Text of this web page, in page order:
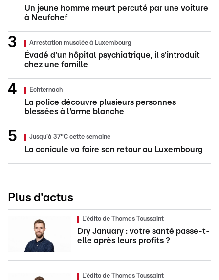
Un jeune homme meurt percuté par une voiture
à Neufchef
Arrestation musclée à Luxembourg
Évadé d'un hôpital psychiatrique, il s'introduit
chez une famille
Echternach
La police découvre plusieurs personnes
blessées à l'arme blanche
Jusqu'à 37°C cette semaine
La canicule va faire son retour au Luxembourg
Plus d'actus
L'édito de Thomas Toussaint
Dry January : votre santé passe-t-
elle après leurs profits ?
L'édito de Thomas Toussaint